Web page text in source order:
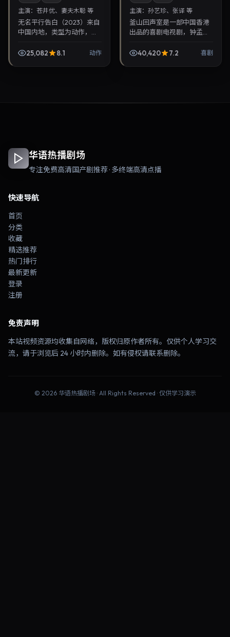
主演： 苍井优、妻夫木聪 等
无名平行告白（2023）来自
中国内地，类型为动作，毕
等参与演出。2023年3月22
25,082 8.1 动作
主演：孙艺珍、张译 等
釜山回声室是一部中国香港
出品的喜剧电视剧，钟孟宏
演，2022年5月16日院线上
40,420 7.2 喜剧
华语热播剧场
专注免费高清国产剧推荐 · 多终端高清点播
快速导航
首页
分类
收藏
精选推荐
热门排行
最新更新
登录
注册
免责声明
本站视频资源均收集自网络，版权归原作者所有。仅供个人学习交
流，请于浏览后 24 小时内删除。如有侵权请联系删除。
© 2026 华语热播剧场· All Rights Reserved · 仅供学习演示